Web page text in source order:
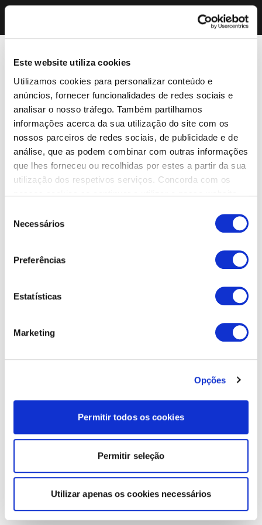
Este website utiliza cookies
Utilizamos cookies para personalizar conteúdo e
anúncios, fornecer funcionalidades de redes sociais e
analisar o nosso tráfego. Também partilhamos
informações acerca da sua utilização do site com os
nossos parceiros de redes sociais, de publicidade e de
análise, que as podem combinar com outras informações
que lhes forneceu ou recolhidas por estes a partir da sua
utilização dos respetivos serviços. Concorda com os
Necessários
Preferências
Estatísticas
Marketing
Opções
Permitir todos os cookies
Permitir seleção
Utilizar apenas os cookies necessários